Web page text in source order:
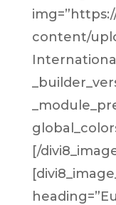
content/
[/